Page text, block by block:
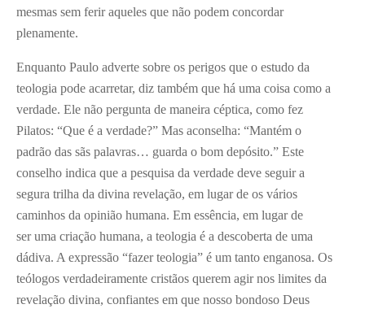
mesmas sem ferir aqueles que não podem concordar
plenamente.
Enquanto Paulo adverte sobre os perigos que o estudo da
teologia pode acarretar, diz também que há uma coisa como a
verdade. Ele não pergunta de maneira céptica, como fez
Pilatos: “Que é a verdade?” Mas aconselha: “Mantém o
padrão das sãs palavras… guarda o bom depósito.” Este
conselho indica que a pesquisa da verdade deve seguir a
segura trilha da divina revelação, em lugar de os vários
caminhos da opinião humana. Em essência, em lugar de
ser uma criação humana, a teologia é a descoberta de uma
dádiva. A expressão “fazer teologia” é um tanto enganosa. Os
teólogos verdadeiramente cristãos querem agir nos limites da
revelação divina, confiantes em que nosso bondoso Deus